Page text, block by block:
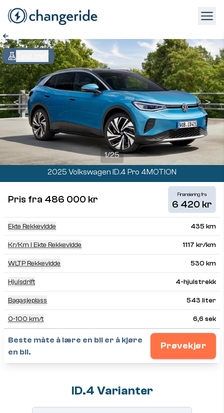
＜
1/25
＞
2025 Volkswagen ID.4 Pro 4MOTION
Pris fra 486 000 kr Finansiering fra
6 420 kr
Ekte Rekkevidde 435 km
Kr/km I Ekte Rekkevidde 1117 kr/km
WLTP Rekkevidde 530 km
Hjulsdrift 4-hjulstrekk
Bagasjeplass 543 liter
0-100 km/t 6,6 sek
Beste måte å lære en bil er å kjøre
en bil.
Prøvekjør
ID.4 Varianter